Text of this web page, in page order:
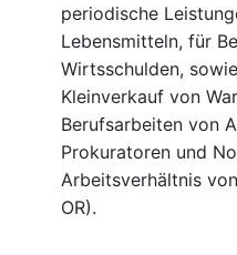
periodische
Lebensmitteln, für
Wirtsschulden,
Kleinverkauf von
Berufsarbeiten von
Prokuratoren und
Arbeitsverhältnis
OR).